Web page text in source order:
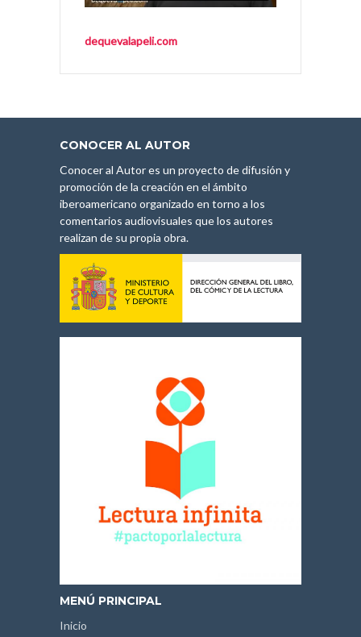
dequevalapeli.com
CONOCER AL AUTOR
Conocer al Autor es un proyecto de difusión y
promoción de la creación en el ámbito
iberoamericano organizado en torno a los
comentarios audiovisuales que los autores
realizan de su propia obra.
MENÚ PRINCIPAL
Inicio